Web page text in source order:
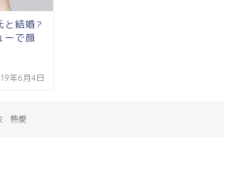
と結婚?
ーで顔
年6月4日
熱愛